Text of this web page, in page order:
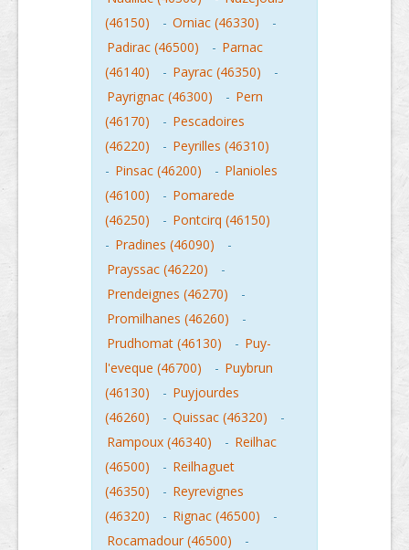
(46150)
- Orniac (46330)
-
Padirac (46500)
- Parnac
(46140)
- Payrac (46350)
-
Payrignac (46300)
- Pern
(46170)
- Pescadoires
(46220)
- Peyrilles (46310)
- Pinsac (46200) - Planioles
(46100)
- Pomarede
(46250)
- Pontcirq (46150)
- Pradines (46090)
-
Prayssac (46220)
-
Prendeignes (46270)
-
Promilhanes (46260)
-
Prudhomat (46130)
- Puy-
l'eveque (46700)
- Puybrun
(46130)
- Puyjourdes
(46260)
- Quissac (46320)
-
Rampoux (46340)
- Reilhac
(46500)
- Reilhaguet
(46350)
- Reyrevignes
(46320)
- Rignac (46500)
-
Rocamadour (46500)
-